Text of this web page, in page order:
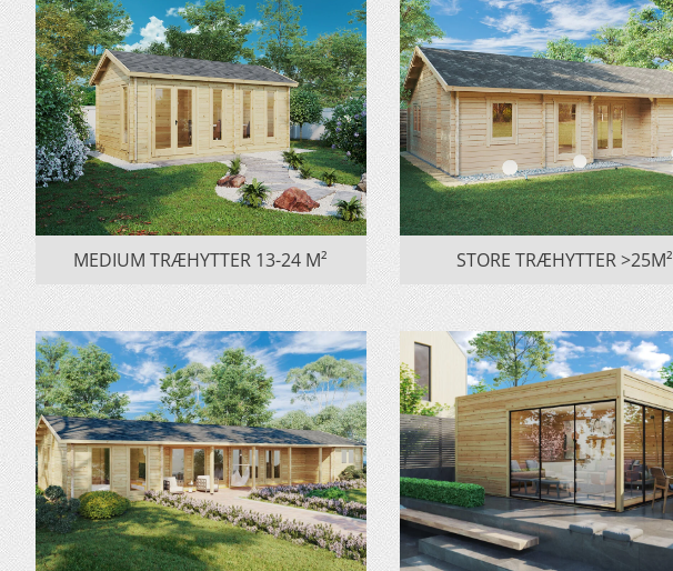
MEDIUM TRÆHYTTER 13-24 M² STORE TRÆHYTTER >25M²